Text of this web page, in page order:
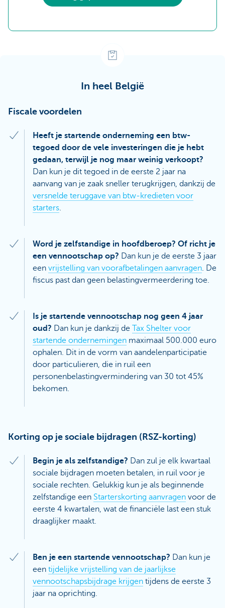
In heel België
Fiscale voordelen
Heeft je startende onderneming een btw-
tegoed door de vele investeringen die je hebt
gedaan, terwijl je nog maar weinig verkoopt?
Dan kun je dit tegoed in de eerste 2 jaar na
aanvang van je zaak sneller terugkrijgen, dankzij de
versnelde teruggave van btw-kredieten voor
starters.
Word je zelfstandige in hoofdberoep? Of richt je
een vennootschap op? Dan kun je de eerste 3 jaar
een vrijstelling van voorafbetalingen aanvragen. De
fiscus past dan geen belastingvermeerdering toe.
Is je startende vennootschap nog geen 4 jaar
oud? Dan kun je dankzij de Tax Shelter voor
startende ondernemingen maximaal 500.000 euro
ophalen. Dit in de vorm van aandelenparticipatie
door particulieren, die in ruil een
personenbelastingvermindering van 30 tot 45%
bekomen.
Korting op je sociale bijdragen (RSZ-korting)
Begin je als zelfstandige? Dan zul je elk kwartaal
sociale bijdragen moeten betalen, in ruil voor je
sociale rechten. Gelukkig kun je als beginnende
zelfstandige een Starterskorting aanvragen voor de
eerste 4 kwartalen, wat de financiële last een stuk
draaglijker maakt.
Ben je een startende vennootschap? Dan kun je
een tijdelijke vrijstelling van de jaarlijkse
vennootschapsbijdrage krijgen tijdens de eerste 3
jaar na oprichting.